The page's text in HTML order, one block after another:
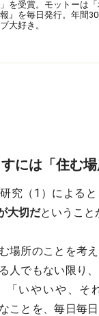
を受賞。モットーは
』を毎日発行。年間
大好き。
には「住む
究（1）による
大切だということ
場所のことを考
人でもない限り
「いやいや、そ
ことを、毎日毎日